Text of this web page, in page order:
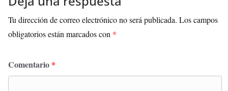
Tu dirección de correo electrónico no será publicada. Los campos
obligatorios están marcados con *
Comentario *